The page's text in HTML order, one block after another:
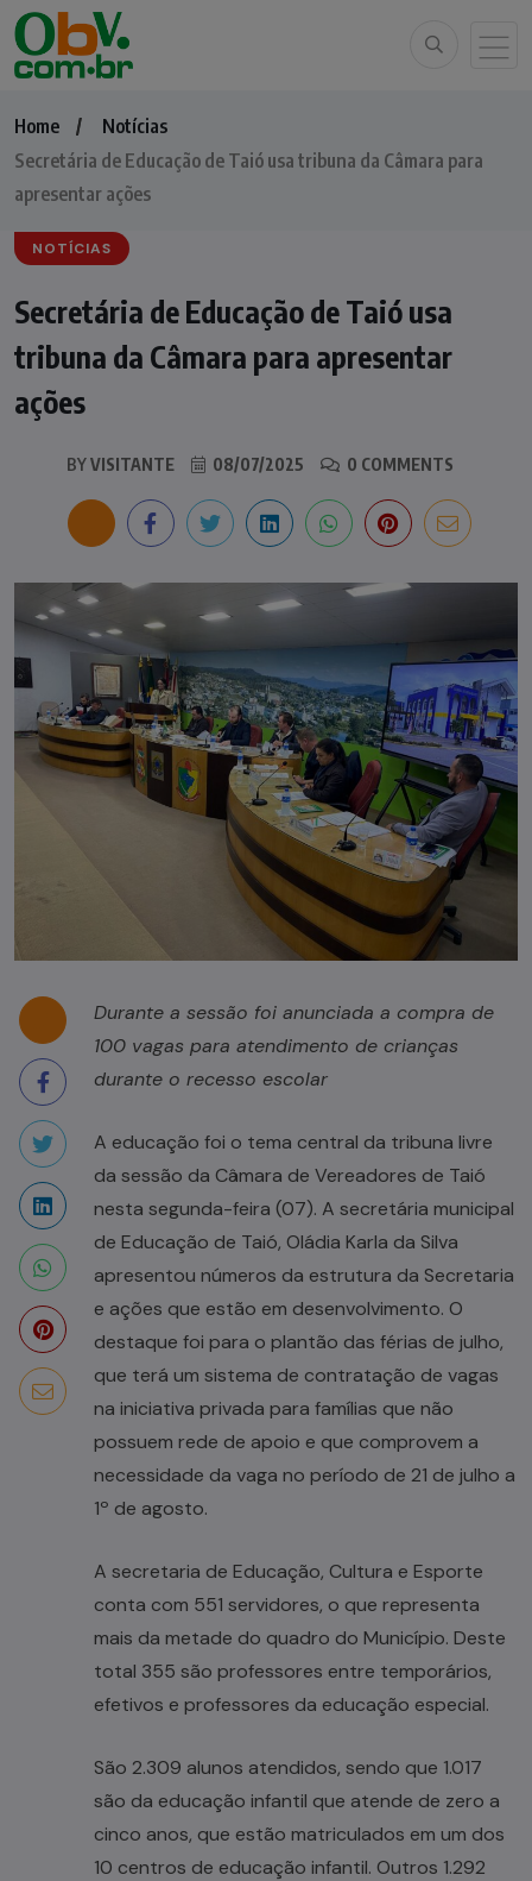
Home
Notícias
Secretária de Educação de Taió usa tribuna da Câmara para
apresentar ações
NOTÍCIAS
Secretária de Educação de Taió usa
tribuna da Câmara para apresentar
ações
BYVISITANTE 08/07/2025 0 COMMENTS
Durante a sessão foi anunciada a compra de
100 vagas para atendimento de crianças
durante o recesso escolar
A educação foi o tema central da tribuna livre
da sessão da Câmara de Vereadores de Taió
nesta segunda-feira (07). A secretária municipal
de Educação de Taió, Oládia Karla da Silva
apresentou números da estrutura da Secretaria
e ações que estão em desenvolvimento. O
destaque foi para o plantão das férias de julho,
que terá um sistema de contratação de vagas
na iniciativa privada para famílias que não
possuem rede de apoio e que comprovem a
necessidade da vaga no período de 21 de julho a
1º de agosto.
A secretaria de Educação, Cultura e Esporte
conta com 551 servidores, o que representa
mais da metade do quadro do Município. Deste
total 355 são professores entre temporários,
efetivos e professores da educação especial.
São 2.309 alunos atendidos, sendo que 1.017
são da educação infantil que atende de zero a
cinco anos, que estão matriculados em um dos
10 centros de educação infantil. Outros 1.292